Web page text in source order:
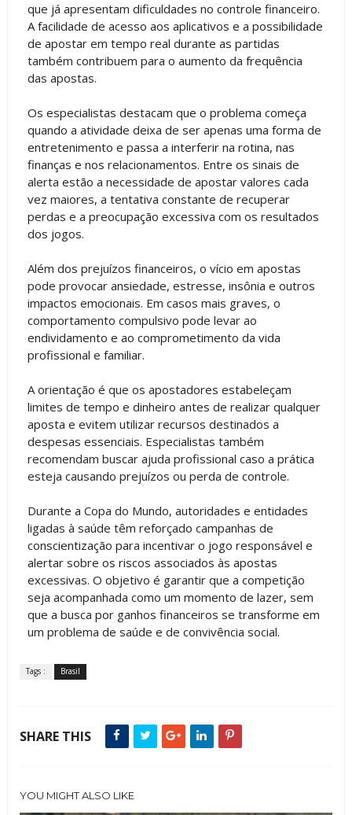
que já apresentam dificuldades no controle financeiro.
A facilidade de acesso aos aplicativos e a possibilidade
de apostar em tempo real durante as partidas
também contribuem para o aumento da frequência
das apostas.
Os especialistas destacam que o problema começa
quando a atividade deixa de ser apenas uma forma de
entretenimento e passa a interferir na rotina, nas
finanças e nos relacionamentos. Entre os sinais de
alerta estão a necessidade de apostar valores cada
vez maiores, a tentativa constante de recuperar
perdas e a preocupação excessiva com os resultados
dos jogos.
Além dos prejuízos financeiros, o vício em apostas
pode provocar ansiedade, estresse, insônia e outros
impactos emocionais. Em casos mais graves, o
comportamento compulsivo pode levar ao
endividamento e ao comprometimento da vida
profissional e familiar.
A orientação é que os apostadores estabeleçam
limites de tempo e dinheiro antes de realizar qualquer
aposta e evitem utilizar recursos destinados a
despesas essenciais. Especialistas também
recomendam buscar ajuda profissional caso a prática
esteja causando prejuízos ou perda de controle.
Durante a Copa do Mundo, autoridades e entidades
ligadas à saúde têm reforçado campanhas de
conscientização para incentivar o jogo responsável e
alertar sobre os riscos associados às apostas
excessivas. O objetivo é garantir que a competição
seja acompanhada como um momento de lazer, sem
que a busca por ganhos financeiros se transforme em
um problema de saúde e de convivência social.
Tags : Brasil
SHARE THIS
YOU MIGHT ALSO LIKE